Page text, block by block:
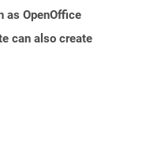
as OpenOffice
can also create